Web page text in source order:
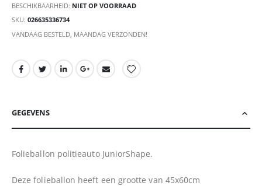
BESCHIKBAARHEID: NIET OP VOORRAAD
SKU 026635336734
VANDAAG BESTELD, MAANDAG VERZONDEN!
GEGEVENS
Folieballon politieauto JuniorShape.
Deze folieballon heeft een grootte van 45x60cm